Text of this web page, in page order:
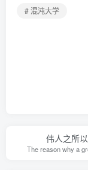
# 混沌大学
伟人之所
The reason why a